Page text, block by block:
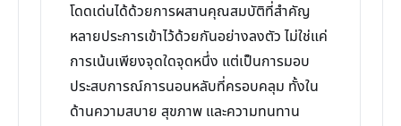
โดดเด่นได้ด้วยการผสานคุณสมบัติที่สำคัญ
หลายประการเข้าไว้ด้วยกันอย่างลงตัว ไม่ใช่แค่
การเน้นเพียงจุดใดจุดหนึ่ง แต่เป็นการมอบ
ประสบการณ์การนอนหลับที่ครอบคลุม ทั้งใน
ด้านความสบาย สุขภาพ และความทนทาน